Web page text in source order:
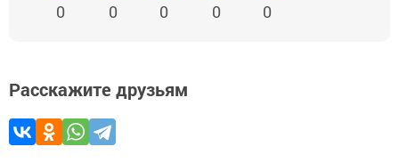
0 0 0 0 0
Расскажите друзьям